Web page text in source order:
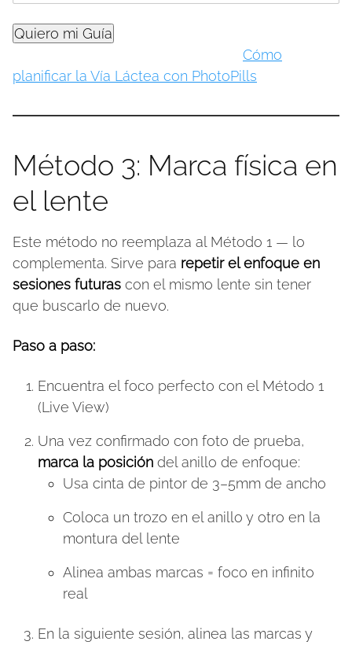
Cómo
planificar la Vía Láctea con PhotoPills
Método 3: Marca física en
el lente
Este método no reemplaza al Método 1 — lo
complementa. Sirve para repetir el enfoque en
sesiones futuras con el mismo lente sin tener
que buscarlo de nuevo.
Paso a paso:
Encuentra el foco perfecto con el Método 1
(Live View)
Una vez confirmado con foto de prueba,
marca la posición del anillo de enfoque:
Usa cinta de pintor de 3–5mm de ancho
Coloca un trozo en el anillo y otro en la
montura del lente
Alinea ambas marcas = foco en infinito
real
En la siguiente sesión, alinea las marcas y